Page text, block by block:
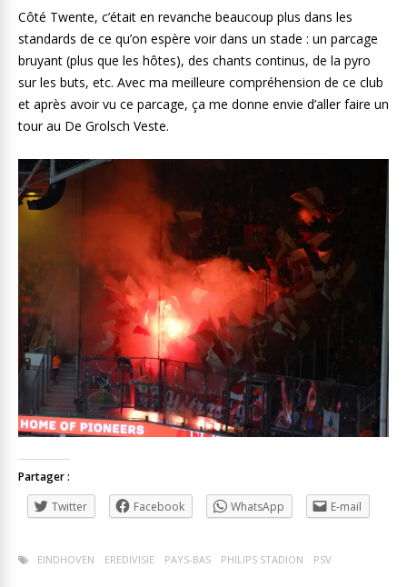
Côté Twente, c’était en revanche beaucoup plus dans les
standards de ce qu’on espère voir dans un stade : un parcage
bruyant (plus que les hôtes), des chants continus, de la pyro
sur les buts, etc. Avec ma meilleure compréhension de ce club
et après avoir vu ce parcage, ça me donne envie d’aller faire un
tour au De Grolsch Veste.
Partager :
Twitter
Facebook WhatsApp E-mail
EINDHOVEN EREDIVISIE PAYS-BAS PHILIPS STADION PSV